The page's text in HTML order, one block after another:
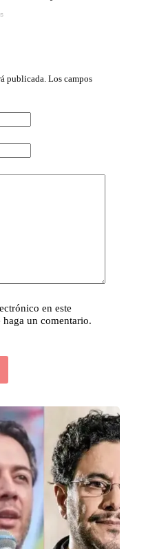
publicada. Los campos
en este
un comentario.